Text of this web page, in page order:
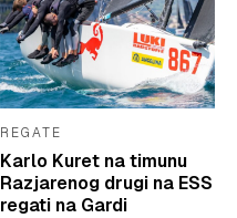
REGATE
Karlo Kuret na timunu
Razjarenog drugi na ESS
regati na Gardi